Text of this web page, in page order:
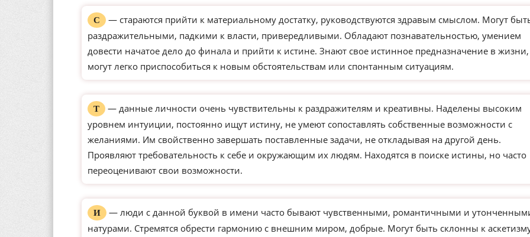
С
— стараются прийти к материальному достатку, руководствуются здравым смыслом. Могут
раздражительными, падкими к власти, привередливыми. Обладают познавательностью, умением
довести начатое дело до финала и прийти к истине. Знают свое истинное предназначение в жизни,
могут легко приспособиться к новым обстоятельствам или спонтанным ситуациям.
Т
— данные личности очень чувствительны к раздражителям и креативны. Наделены высоким
уровнем интуиции, постоянно ищут истину, не умеют сопоставлять собственные возможности с
желаниями. Им свойственно завершать поставленные задачи, не откладывая на другой день.
Проявляют требовательность к себе и окружающим их людям. Находятся в поиске истины, но часто
переоценивают свои возможности.
И
— люди с данной буквой в имени часто бывают чувственными, романтичными и
натурами. Стремятся обрести гармонию с внешним миром, добрые. Могут быть склонны к